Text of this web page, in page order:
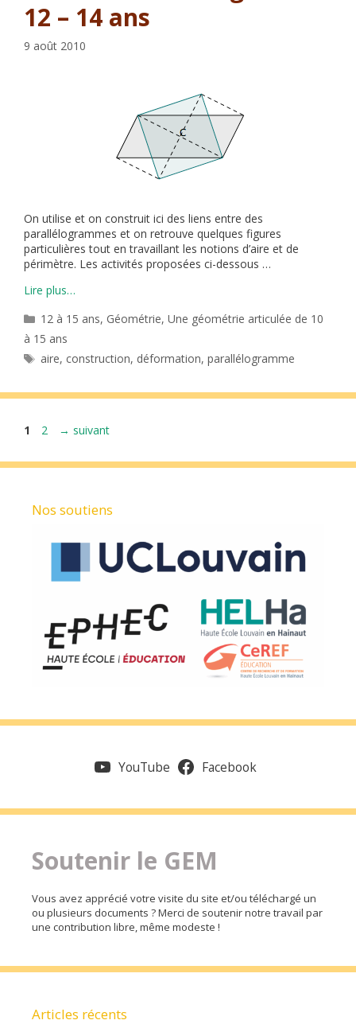
12 – 14 ans
9 août 2010
On utilise et on construit ici des liens entre des
parallélogrammes et on retrouve quelques figures
particulières tout en travaillant les notions d’aire et de
périmètre. Les activités proposées ci-dessous …
Lire plus…
Catégories
12 à 15 ans, Géométrie,Une géométrie articulée de 10
à 15 ans
Étiquettes
aire, construction, déformation,parallélogramme
Page
1 Page
2 → suivant
Nos soutiens
YouTube Facebook
Soutenir le GEM
Vous avez apprécié votre visite du site et/ou téléchargé un
ou plusieurs documents ? Merci de soutenir notre travail par
une contribution libre, même modeste !
Articles récents